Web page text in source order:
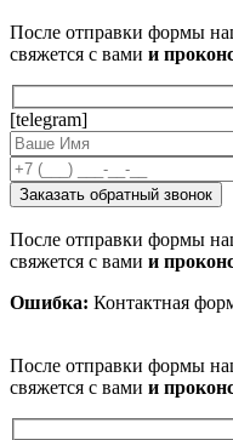
После отправки формы
свяжется с вами и
[telegram]
После отправки формы
свяжется с вами и
Ошибка: Контактная
После отправки формы
свяжется с вами и